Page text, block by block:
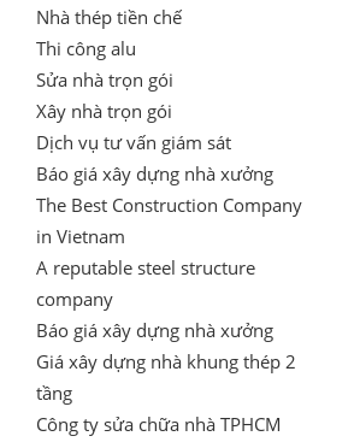
Nhà thép tiền chế
Thi công alu
Sửa nhà trọn gói
Xây nhà trọn gói
Dịch vụ tư vấn giám sát
Báo giá xây dựng nhà xưởng
The Best Construction Company
in Vietnam
A reputable steel structure
company
Báo giá xây dựng nhà xưởng
Giá xây dựng nhà khung thép 2
tầng
Công ty sửa chữa nhà TPHCM